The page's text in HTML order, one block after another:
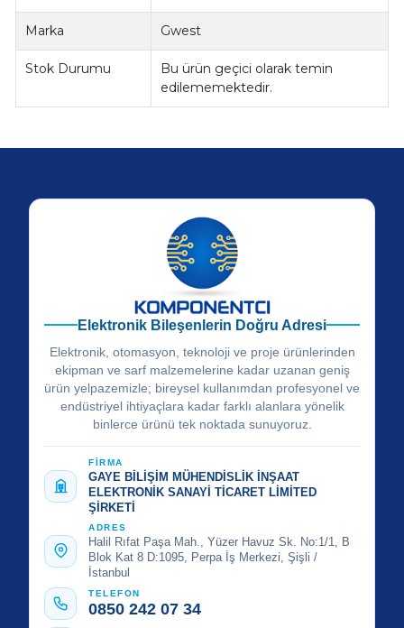
Marka Gwest
Stok Durumu
Bu ürün geçici olarak temin
edilememektedir.
Elektronik Bileşenlerin Doğru Adresi
Elektronik, otomasyon, teknoloji ve proje ürünlerinden
ekipman ve sarf malzemelerine kadar uzanan geniş
ürün yelpazemizle; bireysel kullanımdan profesyonel ve
endüstriyel ihtiyaçlara kadar farklı alanlara yönelik
binlerce ürünü tek noktada sunuyoruz.
FİRMA
GAYE BİLİŞİM MÜHENDİSLİK İNŞAAT
ELEKTRONİK SANAYİ TİCARET LİMİTED
ŞİRKETİ
ADRES
Halil Rıfat Paşa Mah., Yüzer Havuz Sk. No:1/1, B
Blok Kat 8 D:1095, Perpa İş Merkezi, Şişli /
İstanbul
TELEFON
0850 242 07 34